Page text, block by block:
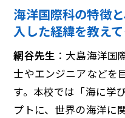
海洋国際科の特徴
入した経緯を教え
網谷先生 ：大島海洋国
士やエンジニアなどを
す。本校では「海に学
プトに、世界の海洋に